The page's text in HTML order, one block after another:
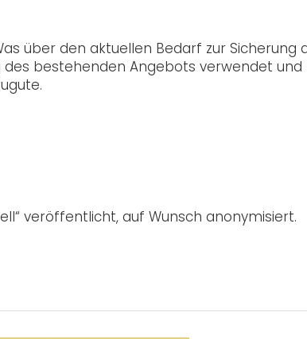
über den aktuellen Bedarf zur Sicherung
bestehenden Angebots verwendet und
veröffentlicht, auf Wunsch anonymisiert.